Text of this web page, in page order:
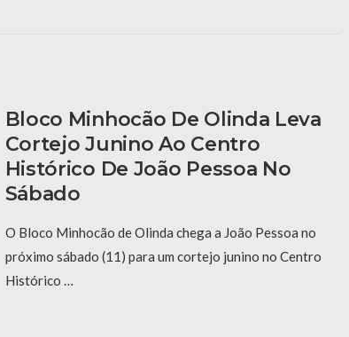
Bloco Minhocão De Olinda Leva
Cortejo Junino Ao Centro
Histórico De João Pessoa No
Sábado
O Bloco Minhocão de Olinda chega a João Pessoa no
próximo sábado (11) para um cortejo junino no Centro
Histórico …